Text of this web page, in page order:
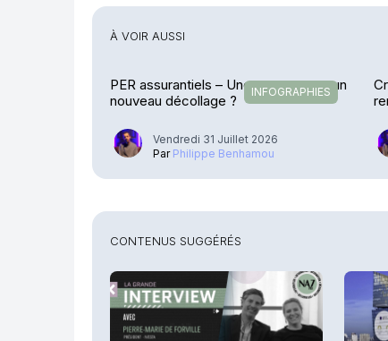
À VOIR AUSSI
INFOGRAPHIES
PER assurantiels – Une pause avant un
nouveau décollage ?
Vendredi 31 Juillet 2026
Par Philippe Benhamou
CONTENUS SUGGÉRÉS